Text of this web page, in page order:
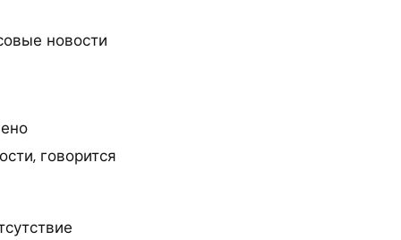
новости
говорится